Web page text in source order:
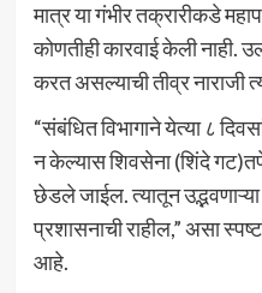
मात्र या गंभीर तक्रारीकडे
कोणतीही कारवाई केली नाही.
करत असल्याची तीव्र नाराजी
“संबंधित विभागाने येत्या ८
न केल्यास शिवसेना (शिंदे
छेडले जाईल. त्यातून उद्भवणाऱ्या
प्रशासनाची राहील,” असा
आहे.